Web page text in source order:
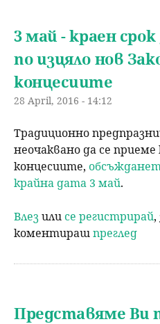
ю
ъ
р
с
е
н
е
3 май - краен
по изцяло нов
концесиите
28 April, 2016 - 14:12
Традиционно
неочаквано да се
концесиите,
крайна дата 3 май.
Влезили се регистрирай
коментирашпреглед
Представяме Ви